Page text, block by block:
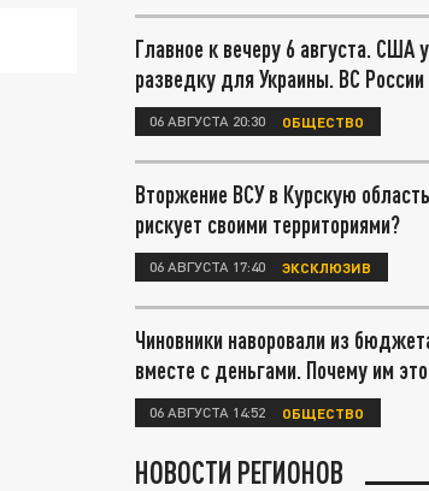
Главное к вечеру 6 августа. США
разведку для Украины. ВС
06 АВГУСТА 20:30 ОБЩЕСТВО
Вторжение ВСУ в Курскую
рискует своими территориями?
06 АВГУСТА 17:40 ЭКСКЛЮЗИВ
Чиновники наворовали из
вместе с деньгами. Почему им
06 АВГУСТА 14:52 ОБЩЕСТВО
НОВОСТИ РЕГИОНОВ